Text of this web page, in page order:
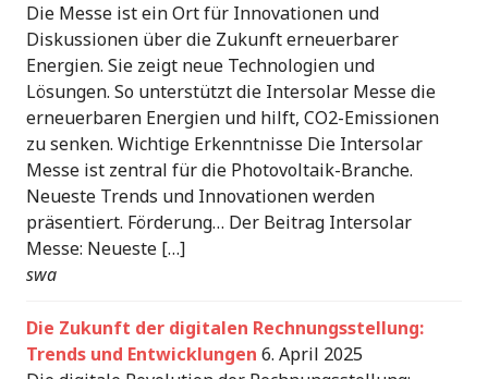
Die Messe ist ein Ort für Innovationen und
Diskussionen über die Zukunft erneuerbarer
Energien. Sie zeigt neue Technologien und
Lösungen. So unterstützt die Intersolar Messe die
erneuerbaren Energien und hilft, CO2-Emissionen
zu senken. Wichtige Erkenntnisse Die Intersolar
Messe ist zentral für die Photovoltaik-Branche.
Neueste Trends und Innovationen werden
präsentiert. Förderung… Der Beitrag Intersolar
Messe: Neueste […]
swa
Die Zukunft der digitalen Rechnungsstellung:
Trends und Entwicklungen 6. April 2025